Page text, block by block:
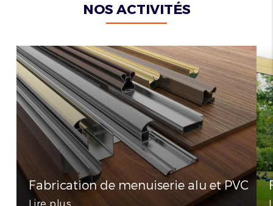
NOS ACTIVITÉS
Fabrication de menuiserie alu et PVC
Lire plus